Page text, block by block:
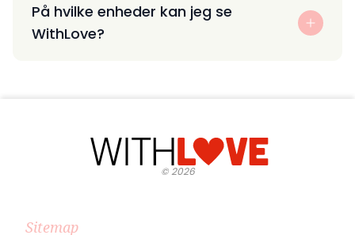
På hvilke enheder kan jeg se
WithLove?
©2026
Sitemap